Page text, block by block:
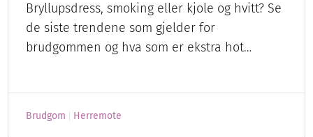
Bryllupsdress, smoking eller kjole og hvitt? Se
de siste trendene som gjelder for
brudgommen og hva som er ekstra hot…
Brudgom Herremote